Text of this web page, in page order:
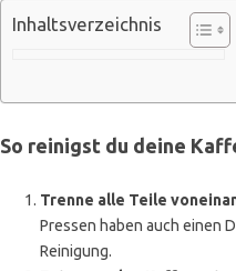
Inhaltsverzeichnis
So reinigst du deine
Trenne alle Teile
Pressen haben auch einen
Reinigung.